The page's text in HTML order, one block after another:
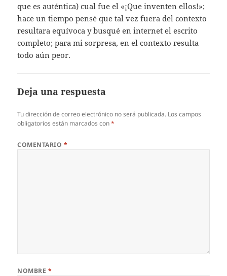
que es auténtica) cual fue el «¡Que inventen ellos!»;
hace un tiempo pensé que tal vez fuera del contexto
resultara equívoca y busqué en internet el escrito
completo; para mi sorpresa, en el contexto resulta
todo aún peor.
Deja una respuesta
Tu dirección de correo electrónico no será publicada. Los campos
obligatorios están marcados con*
COMENTARIO *
NOMBRE *